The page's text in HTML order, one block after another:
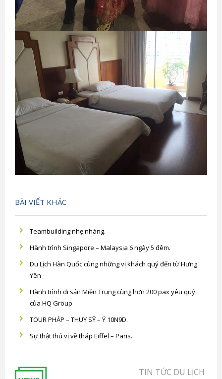
BÀI VIẾT KHÁC
Teambuilding nhẹ nhàng.
Hành trình Singapore – Malaysia 6 ngày 5 đêm.
Du Lịch Hàn Quốc cùng những vị khách quý đến từ Hưng
Yên
Hành trình di sản Miền Trung cùng hơn 200 pax yêu quý
của HQ Group
TOUR PHÁP – THUỴ SỸ – Ý 10N9D.
Sự thật thú vị về tháp Eiffel – Paris.
TIN TỨC DU LỊCH